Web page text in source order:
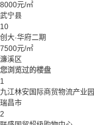
8000元/㎡
武宁县
10
创大·华府二期
7500元/㎡
濂溪区
您浏览过的楼盘
1
九江林安国际商贸物流产业园
瑞昌市
2